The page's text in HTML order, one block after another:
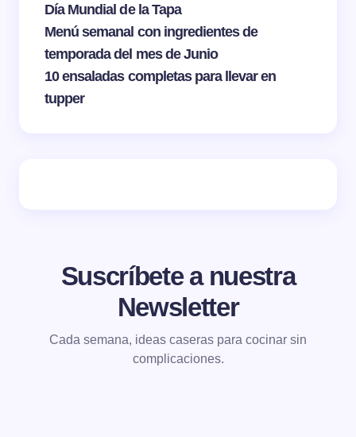
Día Mundial de la Tapa
Menú semanal con ingredientes de
temporada del mes de Junio
10 ensaladas completas para llevar en
tupper
Suscríbete a nuestra
Newsletter
Cada semana, ideas caseras para cocinar sin
complicaciones.